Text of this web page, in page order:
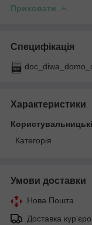
Приховати
Специфікація
Характеристики
Категорія
Умови доставки
Нова Пошта
Доставка